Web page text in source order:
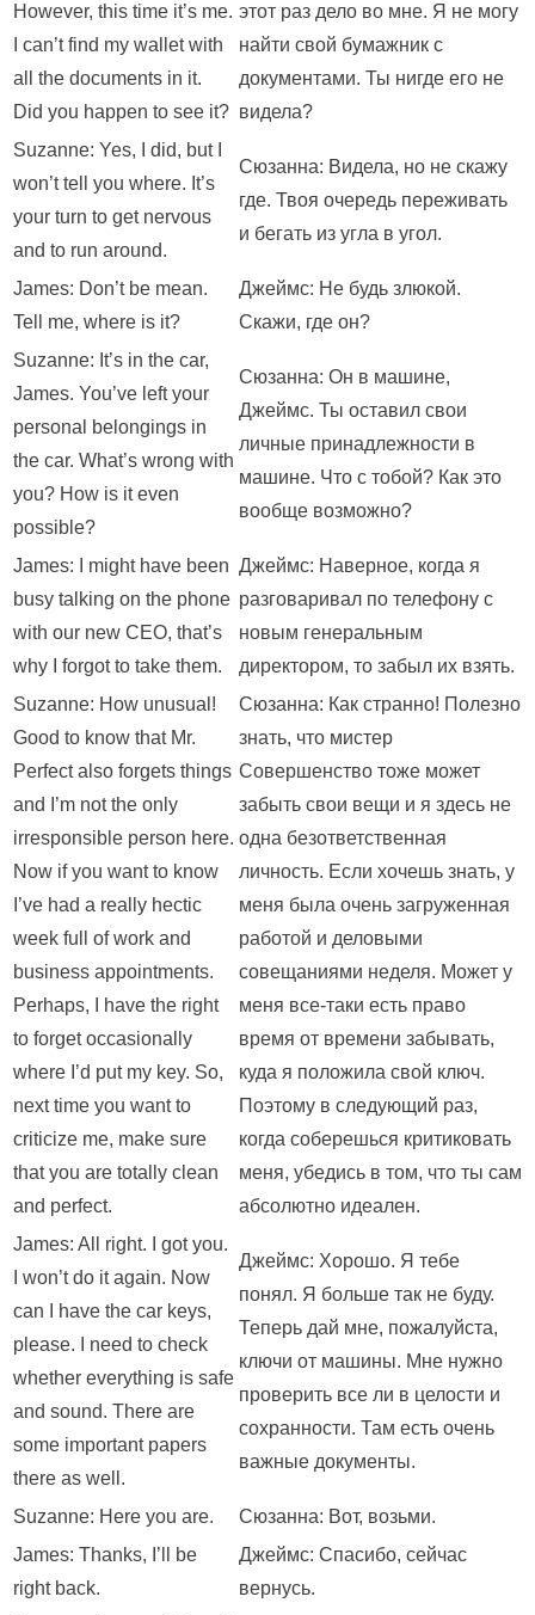
However, this time it’s me.
I can’t find my wallet with
all the documents in it.
Did you happen to see it?
этот раз дело во мне. Я не могу
найти свой бумажник с
документами. Ты нигде его не
видела?
Suzanne: Yes, I did, but I
won’t tell you where. It’s
your turn to get nervous
and to run around.
Сюзанна: Видела, но не скажу
где. Твоя очередь переживать
и бегать из угла в угол.
James: Don’t be mean.
Tell me, where is it?
Джеймс: Не будь злюкой.
Скажи, где он?
Suzanne: It’s in the car,
James. You’ve left your
personal belongings in
the car. What’s wrong with
you? How is it even
possible?
Сюзанна: Он в машине,
Джеймс. Ты оставил свои
личные принадлежности в
машине. Что с тобой? Как это
вообще возможно?
James: I might have been
busy talking on the phone
with our new CEO, that’s
why I forgot to take them.
Джеймс: Наверное, когда я
разговаривал по телефону с
новым генеральным
директором, то забыл их взять.
Suzanne: How unusual!
Good to know that Mr.
Perfect also forgets things
and I’m not the only
irresponsible person here.
Now if you want to know
I’ve had a really hectic
week full of work and
business appointments.
Perhaps, I have the right
to forget occasionally
where I’d put my key. So,
next time you want to
criticize me, make sure
that you are totally clean
and perfect.
Сюзанна: Как странно! Полезно
знать, что мистер
Совершенство тоже может
забыть свои вещи и я здесь не
одна безответственная
личность. Если хочешь знать, у
меня была очень загруженная
работой и деловыми
совещаниями неделя. Может у
меня все-таки есть право
время от времени забывать,
куда я положила свой ключ.
Поэтому в следующий раз,
когда соберешься критиковать
меня, убедись в том, что ты сам
абсолютно идеален.
James: All right. I got you.
I won’t do it again. Now
can I have the car keys,
please. I need to check
whether everything is safe
and sound. There are
some important papers
there as well.
Джеймс: Хорошо. Я тебе
понял. Я больше так не буду.
Теперь дай мне, пожалуйста,
ключи от машины. Мне нужно
проверить все ли в целости и
сохранности. Там есть очень
важные документы.
Suzanne: Here you are.
Сюзанна: Вот, возьми.
James: Thanks, I’ll be
right back.
Джеймс: Спасибо, сейчас
вернусь.